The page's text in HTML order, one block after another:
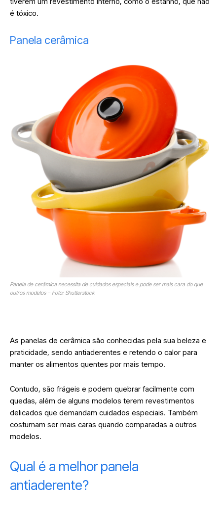
é tóxico.
Panela cerâmica
Panela de cerâmica necessita de cuidados especiais e pode ser mais cara do que
outros modelos – Foto: Shutterstock
As panelas de cerâmica são conhecidas pela sua beleza e
praticidade, sendo antiaderentes e retendo o calor para
manter os alimentos quentes por mais tempo.
Contudo, são frágeis e podem quebrar facilmente com
quedas, além de alguns modelos terem revestimentos
delicados que demandam cuidados especiais. Também
costumam ser mais caras quando comparadas a outros
modelos.
Qual é a melhor panela
antiaderente?